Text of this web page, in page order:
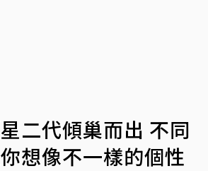
二代傾巢而出 不同
想像不一樣的個性